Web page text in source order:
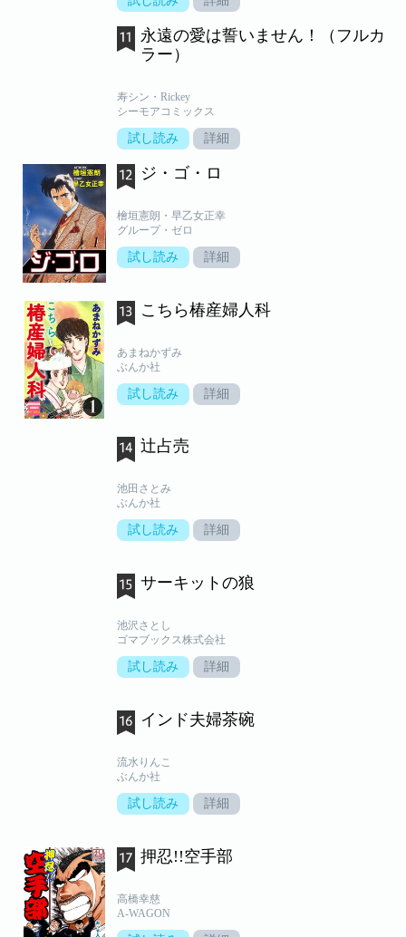
永遠の愛は誓いません！（フルカ
ラー）
寿シン・Rickey
シーモアコミックス
試し読み 詳細
ジ・ゴ・ロ
檜垣憲朗・早乙女正幸
グループ・ゼロ
試し読み 詳細
こちら椿産婦人科
あまねかずみ
ぶんか社
試し読み 詳細
辻占売
池田さとみ
ぶんか社
試し読み 詳細
サーキットの狼
池沢さとし
ゴマブックス株式会社
試し読み 詳細
インド夫婦茶碗
流水りんこ
ぶんか社
試し読み 詳細
押忍!!空手部
高橋幸慈
A-WAGON